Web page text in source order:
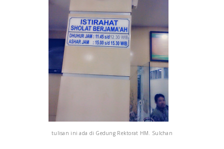
tulisan ini ada di Gedung Rektorat HM. Sulchan